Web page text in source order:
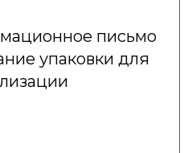
письмо
упаковки для